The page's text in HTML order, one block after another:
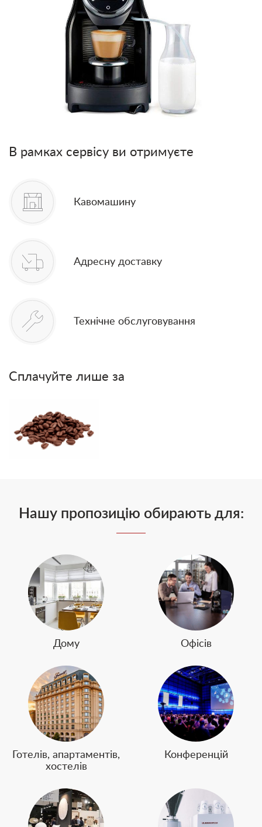
В рамках сервісу ви отримуєте
Кавомашину
Адресну доставку
Технічне обслуговування
Сплачуйте лише за
Нашу пропозицію обирають для:
Дому Офісів
Готелів, апартаментів,
хостелів
Конференцій